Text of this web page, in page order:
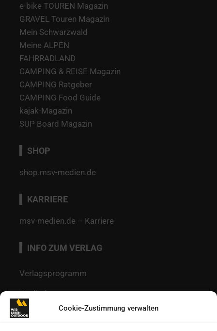
Cookie-Zustimmung verwalten
e-bike TOUREN Magazin
GRAVEL Touren Magazin
Mein Schwarzwald
Meine ALPEN
FAHRRADLAND
CAMPING & REISE Magazin
CAMPING Ratgeber
CAMPING Food Guide
kajak-Magazin
SUP Board Magazin
SHOP
shop.msv-medien.de
KARRIERE
msv-medien.de – Karriere
INFO ZUM VERLAG
Verlagsprogramm
Mediadaten
Redaktion